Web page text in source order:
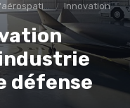
Innovation
défense